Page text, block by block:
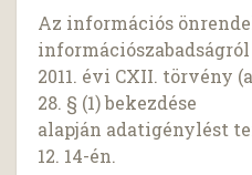
Az információs
2011. évi CXII. törvény
28. § (1) bekezdése
alapján adatigénylést
12. 14-én.